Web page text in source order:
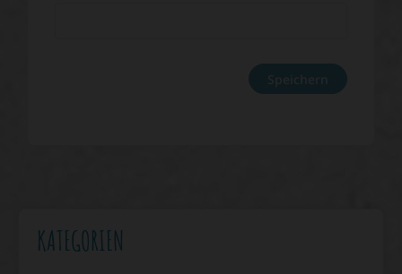
KATEGORIEN